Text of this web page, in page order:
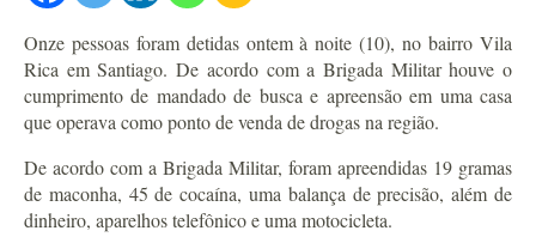
Onze pessoas foram detidas ontem à noite (10), no bairro Vila
Rica em Santiago. De acordo com a Brigada Militar houve o
cumprimento de mandado de busca e apreensão em uma casa
que operava como ponto de venda de drogas na região.
De acordo com a Brigada Militar, foram apreendidas 19 gramas
de maconha, 45 de cocaína, uma balança de precisão, além de
dinheiro, aparelhos telefônico e uma motocicleta.